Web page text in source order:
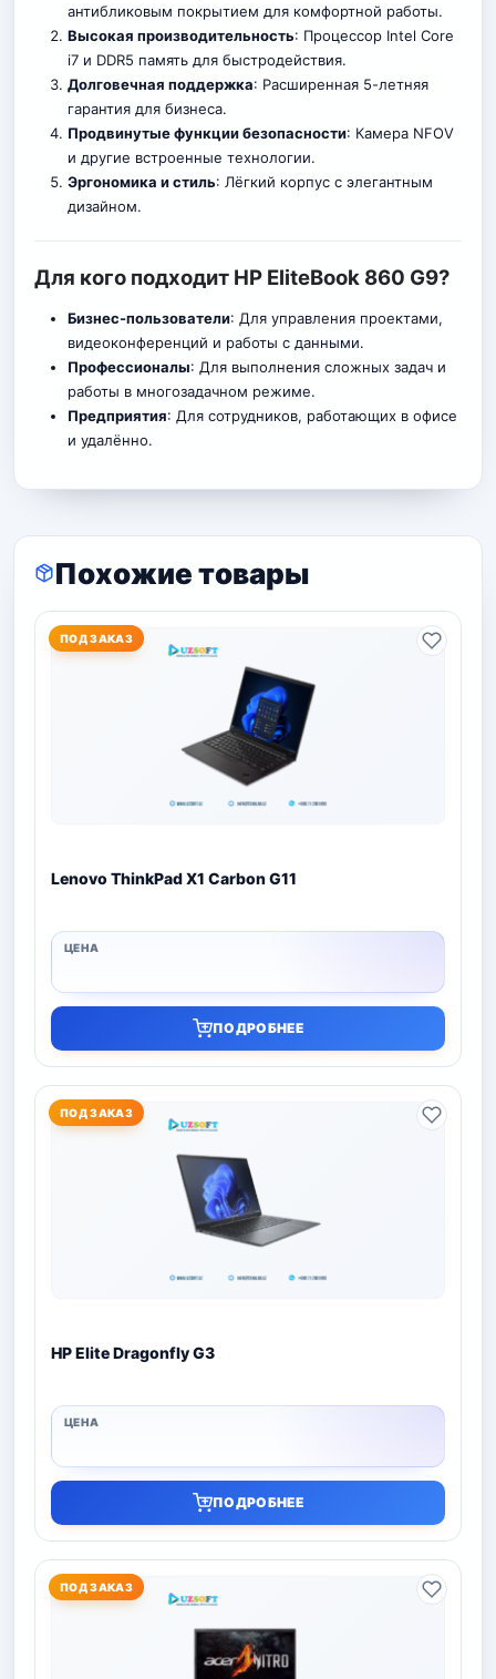
антибликовым покрытием для комфортной работы.
Высокая производительность: Процессор Intel Core
i7 и DDR5 память для быстродействия.
Долговечная поддержка: Расширенная 5-летняя
гарантия для бизнеса.
Продвинутые функции безопасности: Камера NFOV
и другие встроенные технологии.
Эргономика и стиль: Лёгкий корпус с элегантным
дизайном.
Для кого подходит HP EliteBook 860 G9?
Бизнес-пользователи: Для управления проектами,
видеоконференций и работы с данными.
Профессионалы: Для выполнения сложных задач и
работы в многозадачном режиме.
Предприятия: Для сотрудников, работающих в офисе
и удалённо.
Похожие товары
ПОД ЗАКАЗ
Lenovo ThinkPad X1 Carbon G11
ПОДРОБНЕЕ
ПОД ЗАКАЗ
HP Elite Dragonfly G3
ПОДРОБНЕЕ
ПОД ЗАКАЗ